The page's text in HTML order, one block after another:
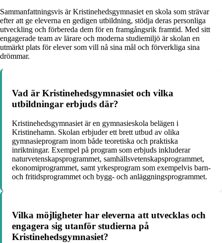
Sammanfattningsvis är Kristinehedsgymnasiet en skola som strävar
efter att ge eleverna en gedigen utbildning, stödja deras personliga
utveckling och förbereda dem för en framgångsrik framtid. Med sitt
engagerade team av lärare och moderna studiemiljö är skolan en
utmärkt plats för elever som vill nå sina mål och förverkliga sina
drömmar.
Vad är Kristinehedsgymnasiet och vilka
utbildningar erbjuds där?
Kristinehedsgymnasiet är en gymnasieskola belägen i
Kristinehamn. Skolan erbjuder ett brett utbud av olika
gymnasieprogram inom både teoretiska och praktiska
inriktningar. Exempel på program som erbjuds inkluderar
naturvetenskapsprogrammet, samhällsvetenskapsprogrammet,
ekonomiprogrammet, samt yrkesprogram som exempelvis barn-
och fritidsprogrammet och bygg- och anläggningsprogrammet.
Vilka möjligheter har eleverna att utvecklas och
engagera sig utanför studierna på
Kristinehedsgymnasiet?